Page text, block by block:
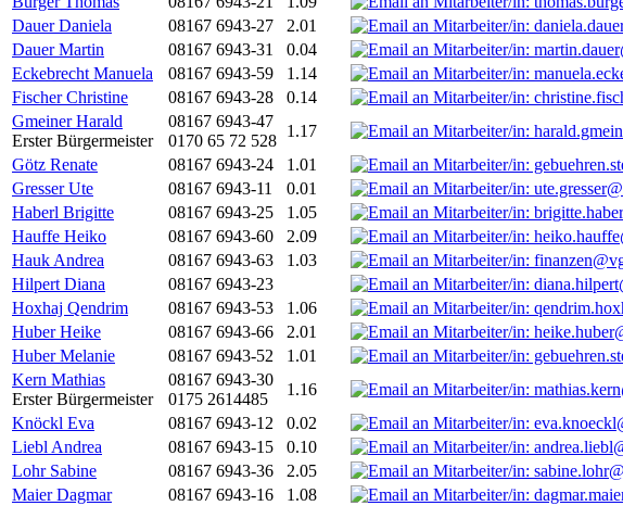
Dauer Daniela
08167 6943-27 2.01
Dauer Martin
08167 6943-31 0.04
Eckebrecht Manuela
08167 6943-59 1.14
Fischer Christine
08167 6943-28 0.14
Gmeiner Harald
Erster Bürgermeister
08167 6943-47
0170 65 72 528
1.17
Götz Renate
08167 6943-24 1.01
Gresser Ute
08167 6943-11 0.01
Haberl Brigitte
08167 6943-25 1.05
Hauffe Heiko
08167 6943-60 2.09
Hauk Andrea
08167 6943-63 1.03
Hilpert Diana
08167 6943-23
Hoxhaj Qendrim
08167 6943-53 1.06
Huber Heike
08167 6943-66 2.01
Huber Melanie
08167 6943-52 1.01
Kern Mathias
Erster Bürgermeister
08167 6943-30
0175 2614485
1.16
Knöckl Eva
08167 6943-12 0.02
Liebl Andrea
08167 6943-15 0.10
Lohr Sabine
08167 6943-36 2.05
Maier Dagmar
08167 6943-16 1.08